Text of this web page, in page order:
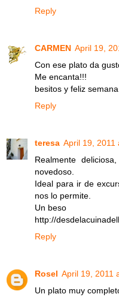
Reply
CARMEN April 19,
Con ese plato da
Me encanta!!!
besitos y feliz
Reply
teresa April 19, 2011
Realmente
novedoso.
Ideal para ir de
nos lo permite.
Un beso
http://
Reply
Rosel April 19, 2011
Un plato muy